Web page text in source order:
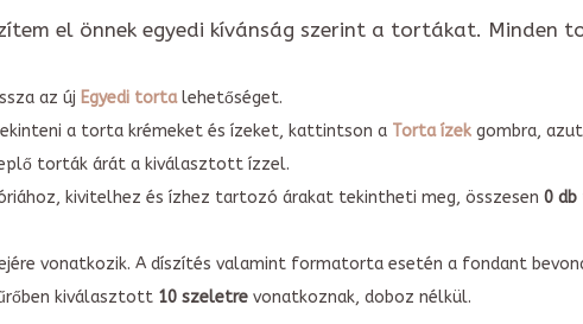
el önnek egyedi kívánság szerint a tortákat. Minden
az új Egyedi tortalehetőséget.
a torta krémeket és ízeket, kattintson a Torta ízekgombra,
torták árát a kiválasztott ízzel.
kivitelhez és ízhez tartozó árakat tekintheti meg, összesen 0 db
vonatkozik. A díszítés valamint formatorta esetén a fondant
kiválasztott 10 szeletrevonatkoznak, doboz nélkül.